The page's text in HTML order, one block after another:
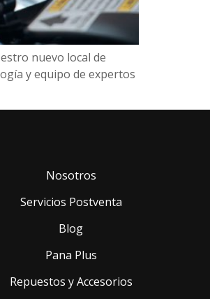
nuevo local de
y equipo de expertos
Nosotros
Servicios Postventa
Blog
Pana Plus
Repuestos y Accesorios